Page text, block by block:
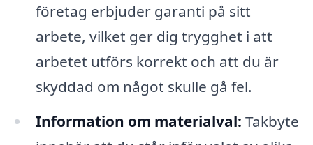
företag erbjuder garanti på sitt
arbete, vilket ger dig trygghet i att
arbetet utförs korrekt och att du är
skyddad om något skulle gå fel.
Information om materialval: Takbyte